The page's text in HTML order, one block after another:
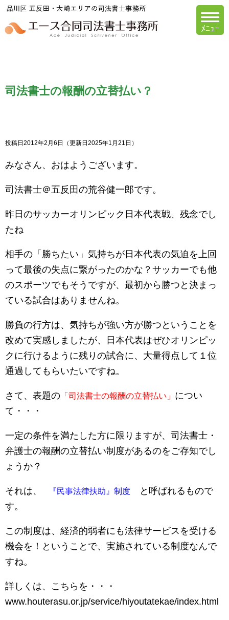
エース合同司法
司法書士の報酬の立替払い？
投稿日2012年2月6日 （更新日2025年1月21日）
みなさん、おはようございます。
司法書士＠五反田の荒谷健一郎です。
昨日のサッカーオリンピック日本代表戦、残念でし
たね
相手の「勝ちたい」気持ちが日本代表の気迫を上回
って最後の失点に繋がったのかな？サッカーでも他
のスポーツでもそうですが、最初から勝つと決まっ
ている試合はありませんね。
勝負の行方は、気持ちが強い方が勝つということを
改めて実感しましたが、日本代表はぜひオリンピッ
クに行けるように残りの試合に、大量得点して１位
通過してもらいたいですね。
さて、表題の 「司法書士の報酬の立替払い」 につい
て・・・
一定の条件を満たした方に限りますが、司法書士・
弁護士の報酬の立替払い制度があるのをご存知でし
ょうか？
それは、 『民事法律扶助』制度 と呼ばれるもので
す。
この制度は、経済的弱者にも法律サービスを受ける
機会を！ということで、実施されている制度なんで
すね。
詳しくは、こちらを・・・
www.houterasu.or.jp/service/hiyoutatekae/index.html